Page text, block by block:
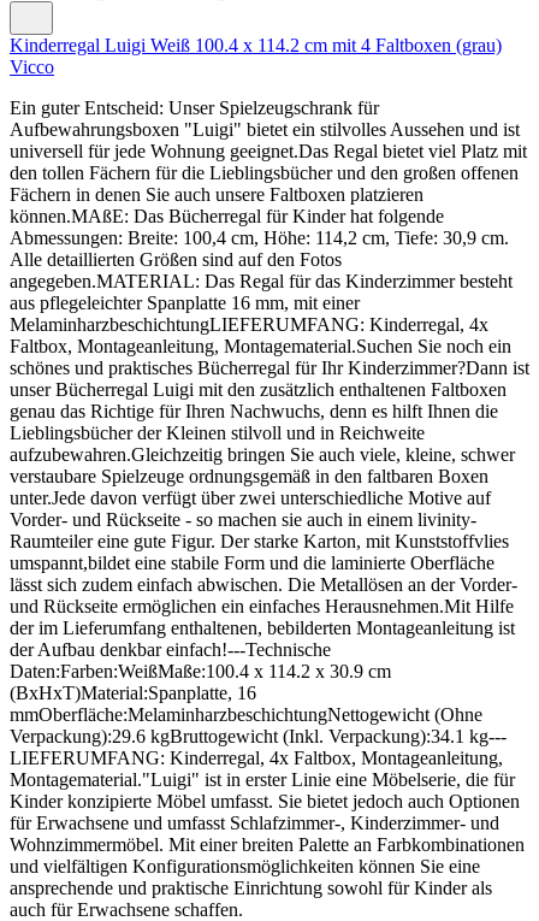
Kinderregal Luigi Weiß 100.4 x 114.2 cm mit 4 Faltboxen (grau)
Vicco
Ein guter Entscheid: Unser Spielzeugschrank für
Aufbewahrungsboxen "Luigi" bietet ein stilvolles Aussehen und ist
universell für jede Wohnung geeignet.Das Regal bietet viel Platz mit
den tollen Fächern für die Lieblingsbücher und den großen offenen
Fächern in denen Sie auch unsere Faltboxen platzieren
können.MAßE: Das Bücherregal für Kinder hat folgende
Abmessungen: Breite: 100,4 cm, Höhe: 114,2 cm, Tiefe: 30,9 cm.
Alle detaillierten Größen sind auf den Fotos
angegeben.MATERIAL: Das Regal für das Kinderzimmer besteht
aus pflegeleichter Spanplatte 16 mm, mit einer
MelaminharzbeschichtungLIEFERUMFANG: Kinderregal, 4x
Faltbox, Montageanleitung, Montagematerial.Suchen Sie noch ein
schönes und praktisches Bücherregal für Ihr Kinderzimmer?Dann ist
unser Bücherregal Luigi mit den zusätzlich enthaltenen Faltboxen
genau das Richtige für Ihren Nachwuchs, denn es hilft Ihnen die
Lieblingsbücher der Kleinen stilvoll und in Reichweite
aufzubewahren.Gleichzeitig bringen Sie auch viele, kleine, schwer
verstaubare Spielzeuge ordnungsgemäß in den faltbaren Boxen
unter.Jede davon verfügt über zwei unterschiedliche Motive auf
Vorder- und Rückseite - so machen sie auch in einem livinity-
Raumteiler eine gute Figur. Der starke Karton, mit Kunststoffvlies
umspannt,bildet eine stabile Form und die laminierte Oberfläche
lässt sich zudem einfach abwischen. Die Metallösen an der Vorder-
und Rückseite ermöglichen ein einfaches Herausnehmen.Mit Hilfe
der im Lieferumfang enthaltenen, bebilderten Montageanleitung ist
der Aufbau denkbar einfach!---Technische
Daten:Farben:WeißMaße:100.4 x 114.2 x 30.9 cm
(BxHxT)Material:Spanplatte, 16
mmOberfläche:MelaminharzbeschichtungNettogewicht (Ohne
Verpackung):29.6 kgBruttogewicht (Inkl. Verpackung):34.1 kg---
LIEFERUMFANG: Kinderregal, 4x Faltbox, Montageanleitung,
Montagematerial."Luigi" ist in erster Linie eine Möbelserie, die für
Kinder konzipierte Möbel umfasst. Sie bietet jedoch auch Optionen
für Erwachsene und umfasst Schlafzimmer-, Kinderzimmer- und
Wohnzimmermöbel. Mit einer breiten Palette an Farbkombinationen
und vielfältigen Konfigurationsmöglichkeiten können Sie eine
ansprechende und praktische Einrichtung sowohl für Kinder als
auch für Erwachsene schaffen.